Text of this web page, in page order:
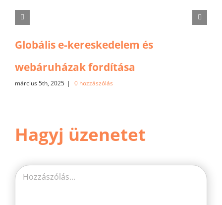
Globális e-kereskedelem és
webáruházak fordítása
március 5th, 2025 | 0 hozzászólás
Hagyj üzenetet
Hozzászólás